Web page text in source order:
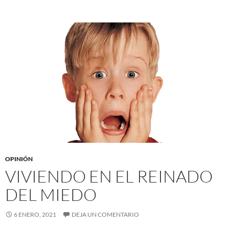
OPINIÓN
VIVIENDO EN EL REINADO
DEL MIEDO
6 ENERO, 2021 DEJA UN COMENTARIO